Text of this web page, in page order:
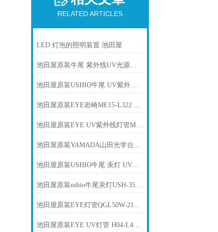
RELATED ARTICLES
LED 灯泡的照明装置 池田屋
池田屋原装牛尾 紫外线UV光源灯管 UXL-150MO产品介绍技术参数
池田屋原装USHIO牛尾 UV紫外线固化灯管 UVL-800-01产品介绍技术参数
池田屋原装EYE岩崎ME15-L322 卤素灯产品介绍技术参数
池田屋原装EYE UV紫外线灯管M06-L41产品介绍技术参数
池田屋原装YAMADA山田光学台灯Z-209PRO B产品介绍技术参数
池田屋原装USHIO牛尾 汞灯 UVL-4001-N产品介绍技术参数
池田屋原装ushio牛尾汞灯USH-350DS产品介绍技术参数
池田屋原装EYE灯管QGL50W-21产品介绍技术参数
池田屋原装EYE UV灯管 H04-L42产品介绍技术参数